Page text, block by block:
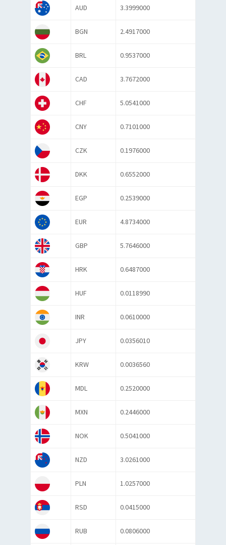
AUD 3.3999000
BGN 2.4917000
BRL 0.9537000
CAD 3.7672000
CHF 5.0541000
CNY 0.7101000
CZK 0.1976000
DKK 0.6552000
EGP 0.2539000
EUR 4.8734000
GBP 5.7646000
HRK 0.6487000
HUF 0.0118990
INR 0.0610000
JPY 0.0356010
KRW 0.0036560
MDL 0.2520000
MXN 0.2446000
NOK 0.5041000
NZD 3.0261000
PLN 1.0257000
RSD 0.0415000
RUB 0.0806000